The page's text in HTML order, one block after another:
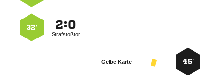
:
Strafstoßtor
32’
45’
Gelbe Karte